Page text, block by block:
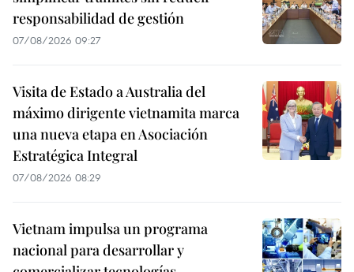
responsabilidad de gestión
07/08/2026 09:27
Visita de Estado a Australia del
máximo dirigente vietnamita marca
una nueva etapa en Asociación
Estratégica Integral
07/08/2026 08:29
Vietnam impulsa un programa
nacional para desarrollar y